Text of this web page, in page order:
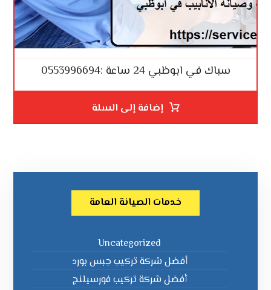
سباك في ابوظبي 24 ساعة :0553996694
إضافة إلى السلة
خدمات الصيانة العامة
Uncategorized
أفضل شركة تركيب جبس بورد
أفضل شركة تركيب فورسيلنج